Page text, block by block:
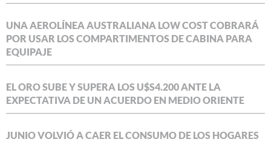
UNA AEROLÍNEA AUSTRALIANA LOW COST COBRARÁ
POR USAR LOS COMPARTIMENTOS DE CABINA PARA
EQUIPAJE
EL ORO SUBE Y SUPERA LOS U$S4.200 ANTE LA
EXPECTATIVA DE UN ACUERDO EN MEDIO ORIENTE
JUNIO VOLVIÓ A CAER EL CONSUMO DE LOS HOGARES